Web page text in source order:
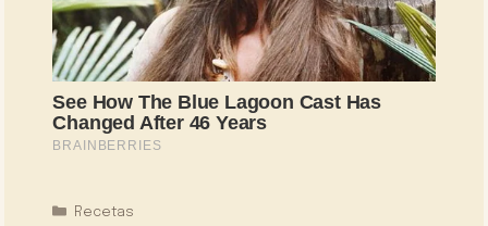
Categorías
Recetas